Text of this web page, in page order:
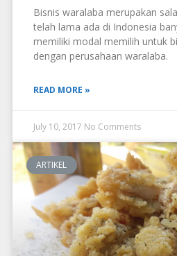
Bisnis waralaba merupakan
telah lama ada di Indonesia
memiliki modal memilih untuk
dengan perusahaan waralaba.
READ MORE »
July 10, 2017 No Comments
ARTIKEL